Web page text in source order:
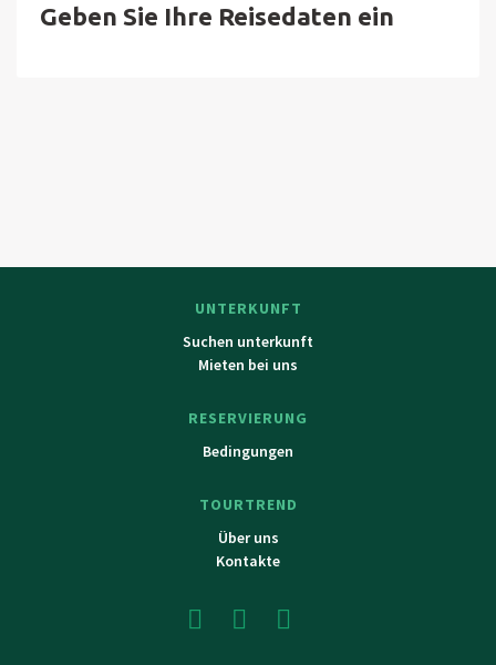
Geben Sie Ihre Reisedaten ein
UNTERKUNFT
Suchen unterkunft
Mieten bei uns
RESERVIERUNG
Bedingungen
TOURTREND
Über uns
Kontakte